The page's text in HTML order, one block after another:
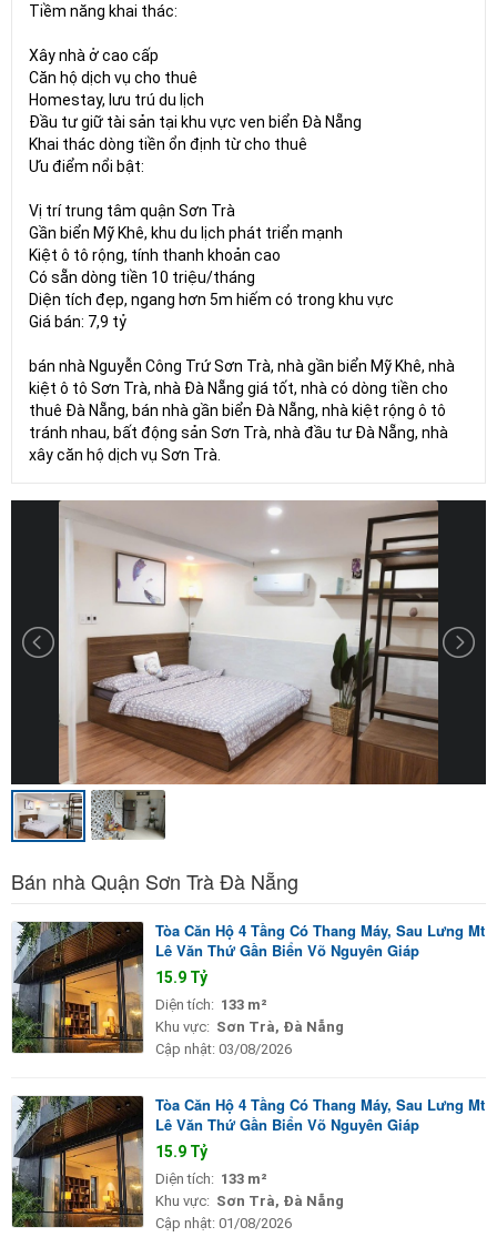
Tiềm năng khai thác:
Xây nhà ở cao cấp
Căn hộ dịch vụ cho thuê
Homestay, lưu trú du lịch
Đầu tư giữ tài sản tại khu vực ven biển Đà Nẵng
Khai thác dòng tiền ổn định từ cho thuê
Ưu điểm nổi bật:
Vị trí trung tâm quận Sơn Trà
Gần biển Mỹ Khê, khu du lịch phát triển mạnh
Kiệt ô tô rộng, tính thanh khoản cao
Có sẵn dòng tiền 10 triệu/tháng
Diện tích đẹp, ngang hơn 5m hiếm có trong khu vực
Giá bán: 7,9 tỷ
bán nhà Nguyễn Công Trứ Sơn Trà, nhà gần biển Mỹ Khê, nhà
kiệt ô tô Sơn Trà, nhà Đà Nẵng giá tốt, nhà có dòng tiền cho
thuê Đà Nẵng, bán nhà gần biển Đà Nẵng, nhà kiệt rộng ô tô
tránh nhau, bất động sản Sơn Trà, nhà đầu tư Đà Nẵng, nhà
xây căn hộ dịch vụ Sơn Trà.
Bán nhà Quận Sơn Trà Đà Nẵng
Tòa Căn Hộ 4 Tầng Có Thang Máy, Sau Lưng Mt
Lê Văn Thứ Gần Biển Võ Nguyên Giáp
15.9 Tỷ
Diện tích: 133 m²
Khu vực: Sơn Trà, Đà Nẵng
Cập nhật: 03/08/2026
Tòa Căn Hộ 4 Tầng Có Thang Máy, Sau Lưng Mt
Lê Văn Thứ Gần Biển Võ Nguyên Giáp
15.9 Tỷ
Diện tích: 133 m²
Khu vực: Sơn Trà, Đà Nẵng
Cập nhật: 01/08/2026